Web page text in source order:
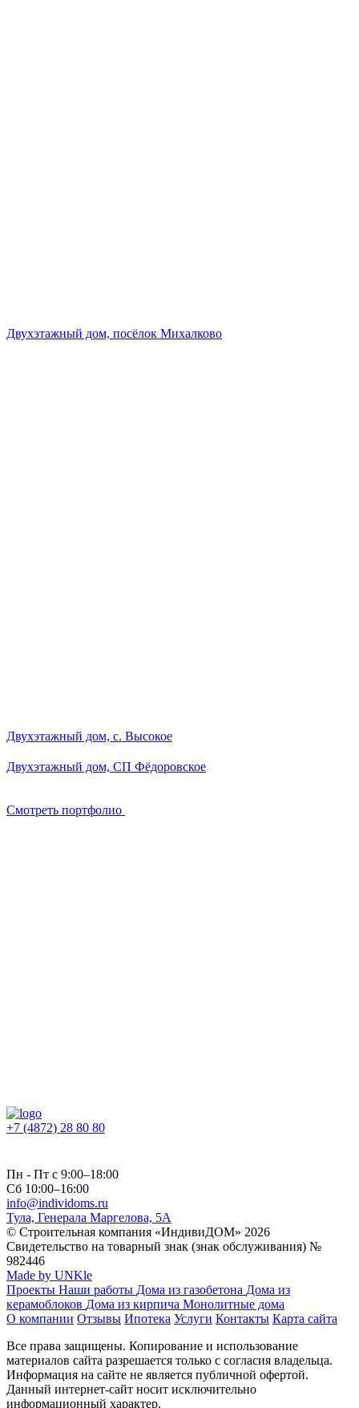
Смотреть портфолио
+7 (4872) 28 80 80
Пн - Пт с 9:00–18:00
Сб 10:00–16:00
info@individoms.ru
Тула, Генерала Маргелова, 5А
© Строительная компания «ИндивиДОМ» 2026
Свидетельство на товарный знак (знак обслуживания) №
982446
Made by UNKle
Проекты Наши работы Дома из газобетона Дома из
керамоблоков Дома из кирпича Монолитные дома
О компании Отзывы Ипотека Услуги Контакты Карта сайта
Все права защищены. Копирование и использование
материалов сайта разрешается только с согласия владельца.
Информация на сайте не является публичной офертой.
Данный интернет-сайт носит исключительно
информационный характер.